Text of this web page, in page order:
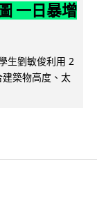
一日暴增
生劉敏俊利用 2
築物高度、太